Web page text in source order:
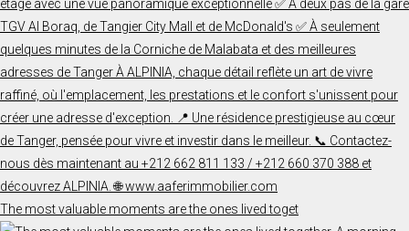
The most valuable moments are the ones lived toget